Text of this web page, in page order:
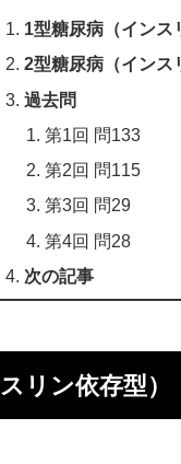
1型糖尿病（インス
2型糖尿病（インス
過去問
第1回 問133
第2回 問115
第3回 問29
第4回 問28
次の記事
リン依存型）